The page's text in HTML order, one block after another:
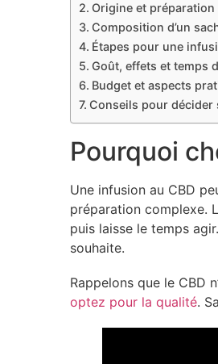
Origine et préparation
Composition d’un
Étapes pour une
Goût, effets et temps
Budget et aspects
Conseils pour décider
Pourquoi
Une infusion au CBD
préparation complexe.
puis laisse le temps
souhaite.
Rappelons que le CBD
optez pour la qualité.